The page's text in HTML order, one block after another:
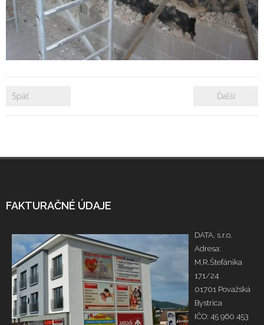
- Zámkové dlažby
- Rekonštrukcie bytových a nebytových priestorov
Referencie
Späť Ďalší
FAKTURAČNÉ ÚDAJE
DATA, s.r.o.
Adresa:
M.R.Štefánika
171/24
01701 Považská
Bystrica
IČO: 45 960 453